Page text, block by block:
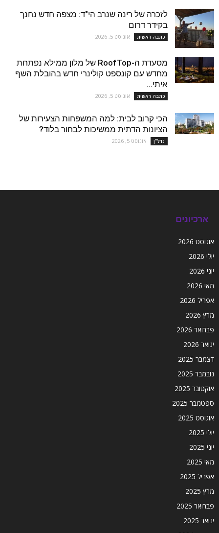
לזכרה של רינה שנרב הי"ד: מצפה חדש נחנך
בקידר דרום
כתבה ראשית אוגוסט 5, 2026
מסעדת ה-RoofTop של מלון ממילא נפתחת
מחדש עם קונספט קולינרי חדש בהובלת השף
איתי...
כתבה ראשית אוגוסט 5, 2026
הכי קרוב לבית: למה המשפחות הצעירות של
הציונות הדתית ממשיכות לבחור בלוד?
נדל''ן אוגוסט 5, 2026
ארכיונים
אוגוסט 2026
יולי 2026
יוני 2026
מאי 2026
אפריל 2026
מרץ 2026
פברואר 2026
ינואר 2026
דצמבר 2025
נובמבר 2025
אוקטובר 2025
ספטמבר 2025
אוגוסט 2025
יולי 2025
יוני 2025
מאי 2025
אפריל 2025
מרץ 2025
פברואר 2025
ינואר 2025